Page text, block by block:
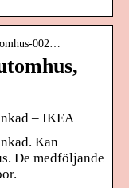
002…
– IKEA
Kan
De medföljande